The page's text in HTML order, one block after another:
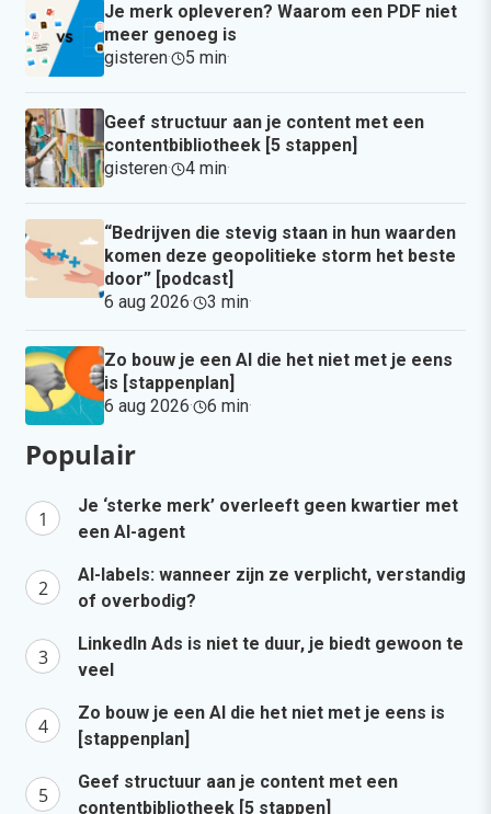
Je merk opleveren? Waarom een PDF niet
meer genoeg is
gisteren· 5 min·
Geef structuur aan je content met een
contentbibliotheek [5 stappen]
gisteren· 4 min·
“Bedrijven die stevig staan in hun waarden
komen deze geopolitieke storm het beste
door” [podcast]
6 aug 2026· 3 min·
Zo bouw je een AI die het niet met je eens
is [stappenplan]
6 aug 2026· 6 min·
Populair
Je ‘sterke merk’ overleeft geen kwartier met
een AI-agent
AI-labels: wanneer zijn ze verplicht, verstandig
of overbodig?
LinkedIn Ads is niet te duur, je biedt gewoon te
veel
Zo bouw je een AI die het niet met je eens is
[stappenplan]
Geef structuur aan je content met een
contentbibliotheek [5 stappen]